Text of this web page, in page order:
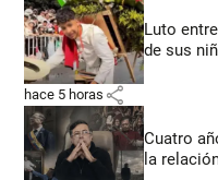
Luto
de sus
hace 5 horas share
Cuatro
la